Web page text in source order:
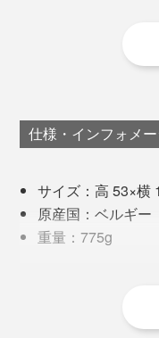
な蒸気となって体に
りに包まれます。
慌てて首や腕を回し
そんな時、この“さ
す。
15分ほど温めると、
する。脚のつけ根、
こに当てても、「う
編集スタッフに試し
仕様・インフォメ
サイズ：高 53×横
原産国：ベルギー
重量：775g
温めて使用する